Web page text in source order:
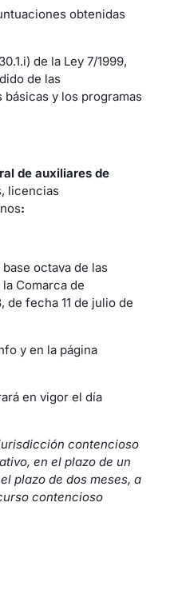
obtenidas
de la Ley 7/1999,
de las
y los programas
de auxiliares de
licencias
:
octava de las
Comarca de
de fecha 11 de julio de
y en la página
en vigor el día
contencioso
en el plazo de un
plazo de dos meses, a
contencioso